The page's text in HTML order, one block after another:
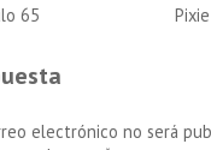
65
La
electrónico no será